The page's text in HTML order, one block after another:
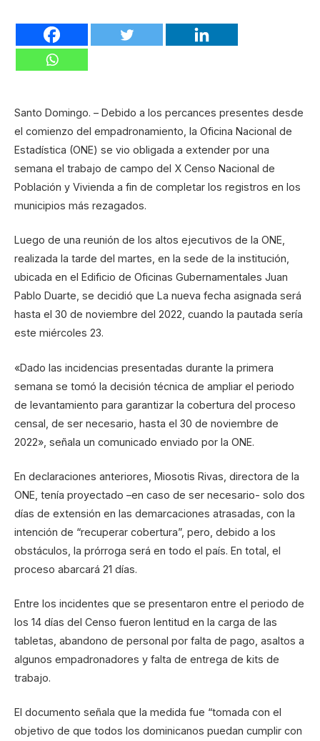
Santo Domingo. – Debido a los percances presentes desde
el comienzo del empadronamiento, la Oficina Nacional de
Estadística (ONE) se vio obligada a extender por una
semana el trabajo de campo del X Censo Nacional de
Población y Vivienda a fin de completar los registros en los
municipios más rezagados.
Luego de una reunión de los altos ejecutivos de la ONE,
realizada la tarde del martes, en la sede de la institución,
ubicada en el Edificio de Oficinas Gubernamentales Juan
Pablo Duarte, se decidió que La nueva fecha asignada será
hasta el 30 de noviembre del 2022, cuando la pautada sería
este miércoles 23.
«Dado las incidencias presentadas durante la primera
semana se tomó la decisión técnica de ampliar el periodo
de levantamiento para garantizar la cobertura del proceso
censal, de ser necesario, hasta el 30 de noviembre de
2022», señala un comunicado enviado por la ONE.
En declaraciones anteriores, Miosotis Rivas, directora de la
ONE, tenía proyectado –en caso de ser necesario- solo dos
días de extensión en las demarcaciones atrasadas, con la
intención de “recuperar cobertura”, pero, debido a los
obstáculos, la prórroga será en todo el país. En total, el
proceso abarcará 21 días.
Entre los incidentes que se presentaron entre el periodo de
los 14 días del Censo fueron lentitud en la carga de las
tabletas, abandono de personal por falta de pago, asaltos a
algunos empadronadores y falta de entrega de kits de
trabajo.
El documento señala que la medida fue “tomada con el
objetivo de que todos los dominicanos puedan cumplir con